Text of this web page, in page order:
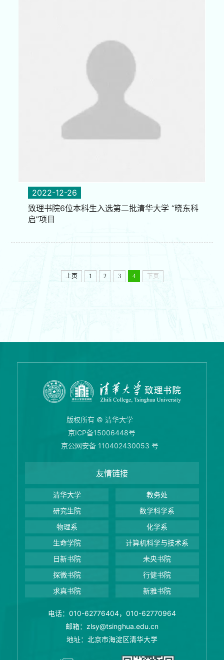
2022-12-26
致理书院6位本科生入选第二批清华大学 “晓东科
启”项目
上页 1 2 3 4 下页
版权所有 © 清华大学
京ICP备15006448号
京公网安备 110402430053 号
友情链接
清华大学
教务处
研究生院
数学科学系
物理系
化学系
生命学院
计算机科学与技术系
日新书院
未央书院
探微书院
行健书院
求真书院
新雅书院
电话：010-62776404，010-62770964
邮箱：zlsy@tsinghua.edu.cn
地址：北京市海淀区清华大学